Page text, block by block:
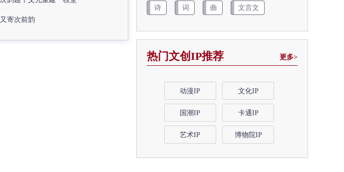
又寄次前韵
诗 词 曲 文言文
热门文创IP推荐 更多>
动漫IP 文化IP
国潮IP 卡通IP
艺术IP 博物院IP